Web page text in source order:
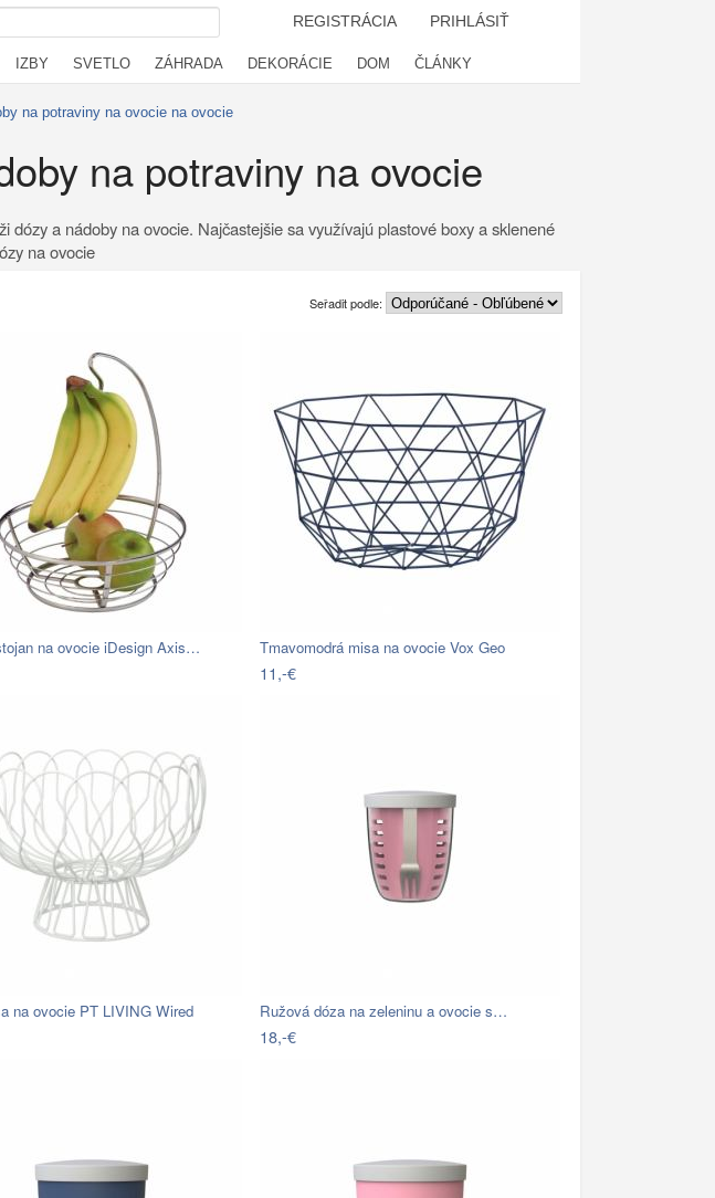
REGISTRÁCIA PRIHLÁSIŤ
IZBY SVETLO ZÁHRADA DEKORÁCIE DOM ČLÁNKY
na potraviny na ovocie na ovocie
na potraviny na ovocie
a nádoby na ovocie. Najčastejšie sa využívajú plastové boxy a sklenené
na ovocie
Seřadit podle:
na ovocie iDesign Axis… Tmavomodrá misa na ovocie Vox Geo
11,-€
na ovocie PT LIVING Wired Ružová dóza na zeleninu a ovocie s…
18,-€